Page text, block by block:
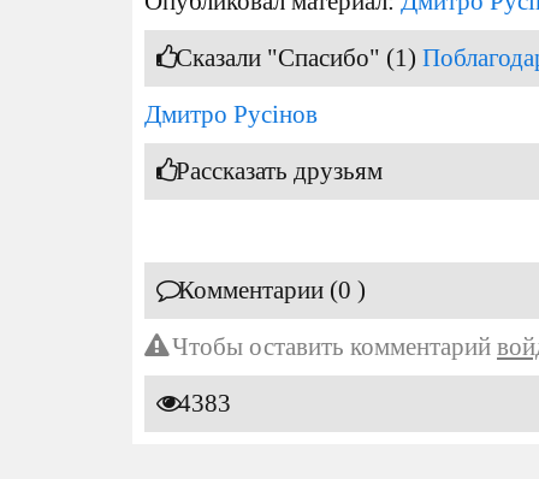
Сказали "Спасибо" (1)
Дмитро Русінов
Рассказать друзьям
Комментарии (0 )
Чтобы оставить комментарий
4383